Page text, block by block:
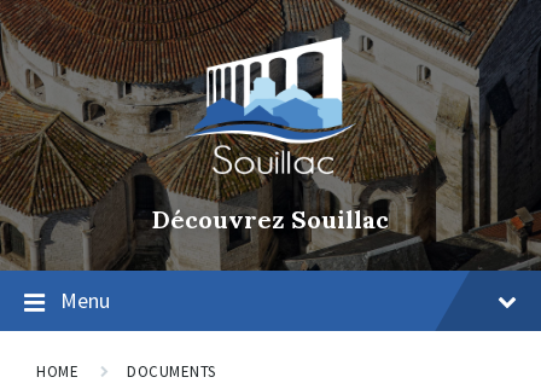
Découvrez Souillac
Menu
HOME DOCUMENTS